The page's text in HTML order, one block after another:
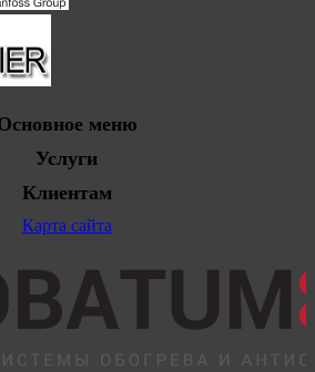
меню
Услуги
Клиентам
Карта сайта